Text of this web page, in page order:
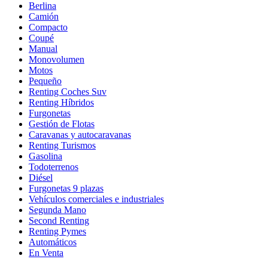
Berlina
Camión
Compacto
Coupé
Manual
Monovolumen
Motos
Pequeño
Renting Coches Suv
Renting Híbridos
Furgonetas
Gestión de Flotas
Caravanas y autocaravanas
Renting Turismos
Gasolina
Todoterrenos
Diésel
Furgonetas 9 plazas
Vehículos comerciales e industriales
Segunda Mano
Second Renting
Renting Pymes
Automáticos
En Venta